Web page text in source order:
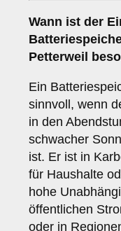
Wann ist der
Petterweil
Ein
sinnvoll, wenn
in den
schwacher
ist. Er ist in
für Haushalte
hohe
öffentlichen
oder in